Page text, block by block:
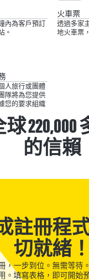
內為客戶預訂
。
火車票
透過多家
地火車票
人旅行或團體
隊將為您提供
您的要求組織
220,000
的信賴
註冊程
切就緒！
，一步到位。無需等待
。填寫表格，即可開始